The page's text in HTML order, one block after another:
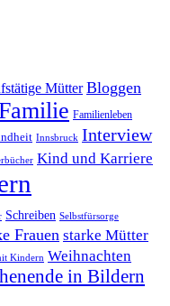
Mütter Bloggen
Familienleben
Innsbruck Interview
Kind und Karriere
Schreiben Selbstfürsorge
Frauen starke Mütter
Kindern Weihnachten
in Bildern